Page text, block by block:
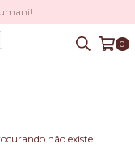
0
não existe.